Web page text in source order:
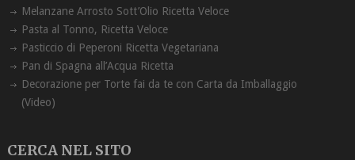
Melanzane Arrosto Sott’Olio Ricetta ‏Veloce
Pasta al Tonno, Ricetta Veloce
Pasticcio di Peperoni Ricetta Vegetariana
Pan di Spagna all’Acqua Ricetta
Decorazione per Torte fai da te con Carta da Imballaggio
(Video)
CERCA NEL SITO